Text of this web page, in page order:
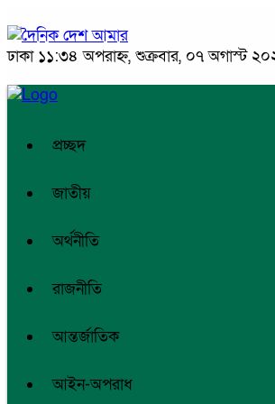
ঢাকা ১১:৩৪ অপরাহ্ন, শুক্রবার, ০৭ অগাস্ট
প্রচ্ছদ
জাতীয়
অর্থনীতি
রাজনীতি
আন্তর্জাতিক
আইন-অপরাধ